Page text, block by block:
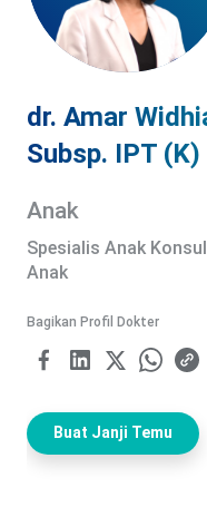
dr. Amar
Subsp. IPT (K)
Anak
Spesialis Anak
Anak
Bagikan Profil Dokter
Buat Janji Temu